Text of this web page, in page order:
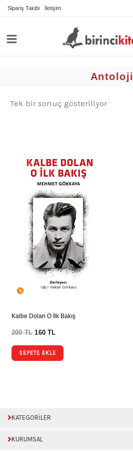
İçeriğe
Sipariş Takibi İletişim
Antoloji
Tek bir sonuç gösteriliyor
Kalbe Dolan O İlk Bakış
200TL 160TL
SEPETE EKLE
KATEGORİLER
KURUMSAL